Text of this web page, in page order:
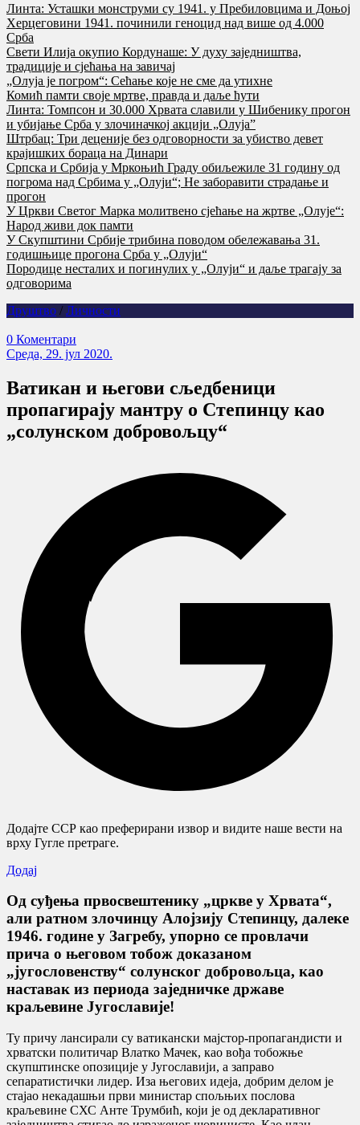
Линта: Усташки монструми су 1941. у Пребиловцима и Доњој
Херцеговини 1941. починили геноцид над више од 4.000
Срба
Свети Илија окупио Кордунаше: У духу заједништва,
традиције и сјећања на завичај
„Олуја је погром“: Сећање које не сме да утихне
Комић памти своје мртве, правда и даље ћути
Линта: Томпсон и 30.000 Хрвата славили у Шибенику прогон
и убијање Срба у злочиначкој акцији „Олуја”
Штрбац: Три деценије без одговорности за убиство девет
крајишких бораца на Динари
Српска и Србија у Мркоњић Граду обиљежиле 31 годину од
погрома над Србима у „Олуји“; Не заборавити страдање и
прогон
У Цркви Светог Марка молитвено сјећање на жртве „Олује“:
Народ живи док памти
У Скупштини Србије трибина поводом обележавања 31.
годишњице прогона Срба у „Олуји“
Породице несталих и погинулих у „Олуји“ и даље трагају за
одговорима
Друштво / Личности
0 Коментари
Cреда, 29. јул 2020.
Ватикан и његови сљедбеници
пропагирају мантру о Степинцу као
„солунском добровољцу“
Додајте ССР као преферирани извор и видите наше вести на
врху Гугле претраге.
Додај
Од суђења првосвештенику „цркве у Хрвата“,
али ратном злочинцу Алојзију Степинцу, далеке
1946. године у Загребу, упорно се провлачи
прича о његовом тобож доказаном
„југословенству“ солунског добровољца, као
наставак из периода заједничке државе
краљевине Југославије!
Ту причу лансирали су ватикански мајстор-пропагандисти и
хрватски политичар Влатко Мачек, као вођа тобожње
скупштинске опозиције у Југославији, а заправо
сепаратистички лидер. Иза његових идеја, добрим делом је
стајао некадашњи први министар спољњих послова
краљевине СХС Анте Трумбић, који је од декларативног